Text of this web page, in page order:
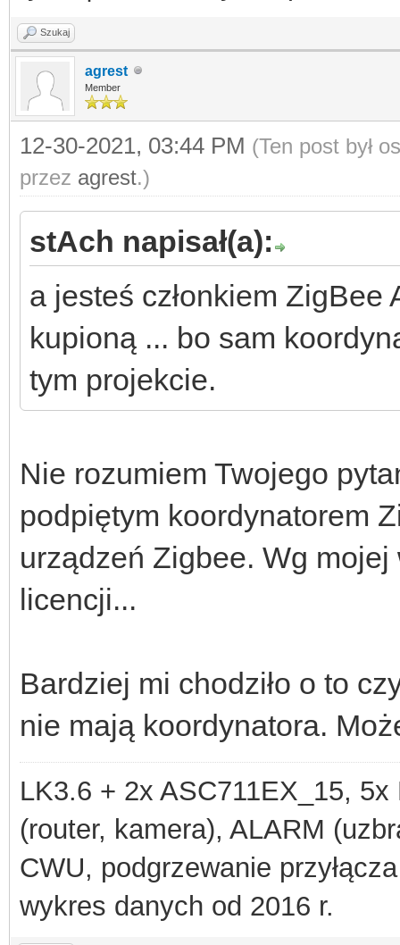
Szukaj
agrest
Member
12-30-2021, 03:44 PM (Ten post był
przez agrest.)
stAch napisał(a):
a jesteś członkiem
kupioną ... bo sam
tym projekcie.
Nie rozumiem Twojego
podpiętym koordynatorem
urządzeń Zigbee. Wg
licencji...
Bardziej mi chodziło o to
nie mają koordynatora.
LK3.6 + 2x ASC711EX_15,
(router, kamera), ALARM
CWU, podgrzewanie
wykres danych od 2016 r.